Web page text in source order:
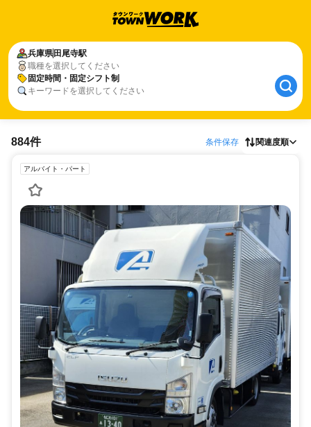
兵庫県 田尾寺駅
職種を選択してください
固定時間・固定シフト制
キーワードを選択してください
884件 条件保存 関連度順
アルバイト・パート